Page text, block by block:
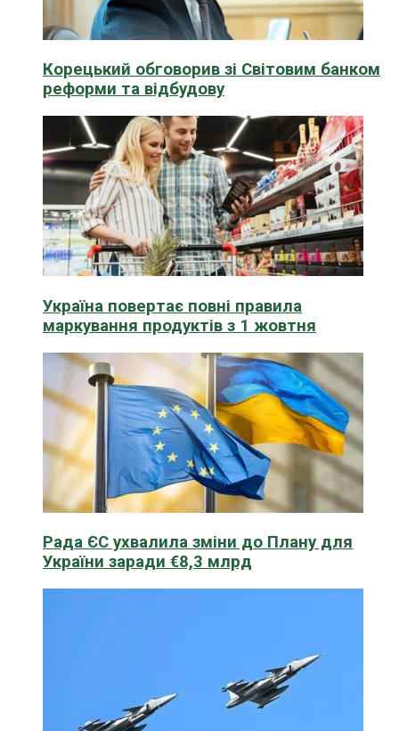
Корецький обговорив зі Світовим банком
реформи та відбудову
Україна повертає повні правила
маркування продуктів з 1 жовтня
Рада ЄС ухвалила зміни до Плану для
України заради €8,3 млрд